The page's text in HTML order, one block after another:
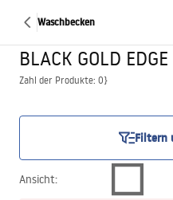
Waschbecken
BLACK GOLD EDGE
Zahl der Produkte: 0}
Filtern
Ansicht: